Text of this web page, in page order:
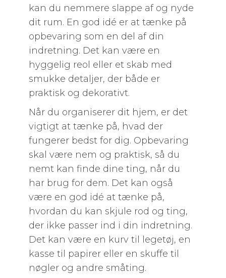
kan du nemmere slappe af og nyde
dit rum. En god idé er at tænke på
opbevaring som en del af din
indretning. Det kan være en
hyggelig reol eller et skab med
smukke detaljer, der både er
praktisk og dekorativt.
Når du organiserer dit hjem, er det
vigtigt at tænke på, hvad der
fungerer bedst for dig. Opbevaring
skal være nem og praktisk, så du
nemt kan finde dine ting, når du
har brug for dem. Det kan også
være en god idé at tænke på,
hvordan du kan skjule rod og ting,
der ikke passer ind i din indretning.
Det kan være en kurv til legetøj, en
kasse til papirer eller en skuffe til
nøgler og andre småting.